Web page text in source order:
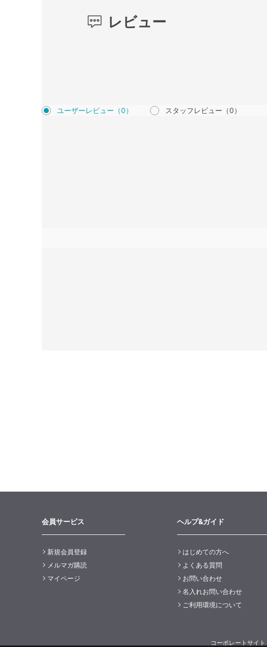
レビュー
ユーザーレビュー （0） スタッフレビュー （0）
会員サービス
新規会員登録
メルマガ購読
マイページ
ヘルプ&ガイド
はじめての方へ
よくある質問
お問い合わせ
名入れお問い合わせ
ご利用環境について
コーポレートサイト